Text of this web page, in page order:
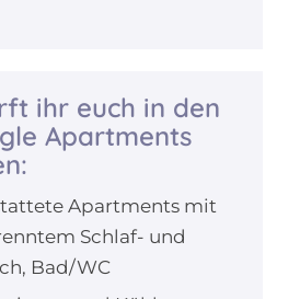
ihr euch in den
Apartments
Apartments mit
Schlaf- und
Bad/WC